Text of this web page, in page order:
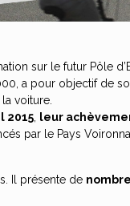
sur le futur Pôle
a pour objectif de
voiture.
2015 leur
par le Pays
Il présente de